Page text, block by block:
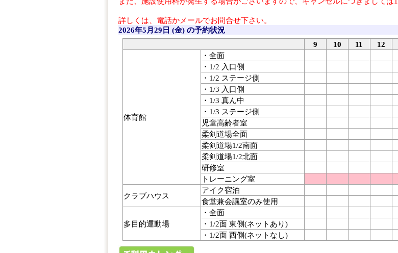
詳しくは、電話かメールでお問合せ下さい。
2026年5月29日 (金) の予約状況
9
10 11 12
体育館
・全面
・1/2 入口側
・1/2 ステージ側
・1/3 入口側
・1/3 真ん中
・1/3 ステージ側
児童高齢者室
柔剣道場全面
柔剣道場1/2南面
柔剣道場1/2北面
研修室
トレーニング室
クラブハウス
アイク宿泊
食堂兼会議室のみ使用
多目的運動場
・全面
・1/2面 東側(ネットあり)
・1/2面 西側(ネットなし)